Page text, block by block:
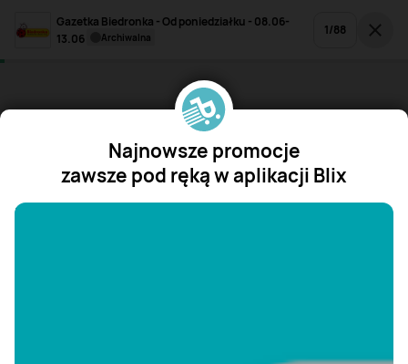
Gazetka Biedronka - Od poniedziałku - 08.06-
13.06
archiwalna 1/88
Najnowsze promocje
zawsze pod ręką w aplikacji Blix
"/>